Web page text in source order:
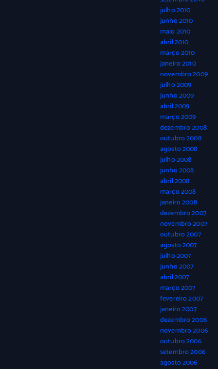
julho 2010
junho 2010
maio 2010
abril 2010
março 2010
janeiro 2010
novembro 2009
julho 2009
junho 2009
abril 2009
março 2009
dezembro 2008
outubro 2008
agosto 2008
julho 2008
junho 2008
abril 2008
março 2008
janeiro 2008
dezembro 2007
novembro 2007
outubro 2007
agosto 2007
julho 2007
junho 2007
abril 2007
março 2007
fevereiro 2007
janeiro 2007
dezembro 2006
novembro 2006
outubro 2006
setembro 2006
agosto 2006